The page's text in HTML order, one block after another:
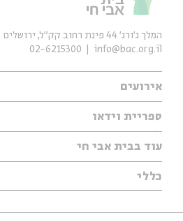
אירועים
עיון
אנגלית
נוער
סדרות
ספריית וידאו
ילדים
מוזיקה
עיון
מיוחדים
עוד בבית אבי חי
תערוכות
מיוחדים
כללי
אודות
המלך ג'ורג' 44 פינת רחוב קק״ל, ירושלים
info@bac.org.il
02-6215300